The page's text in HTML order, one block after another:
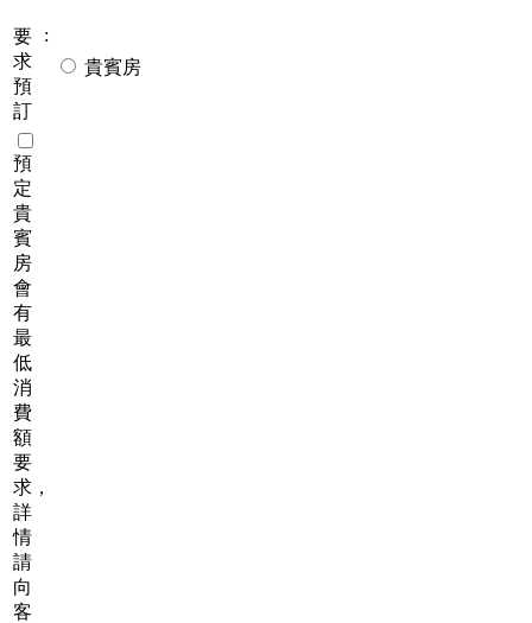
要
求
預
訂
:
貴賓房
預
定
貴
賓
房
會
有
最
低
消
費
額
要
求，
詳
情
請
向
客